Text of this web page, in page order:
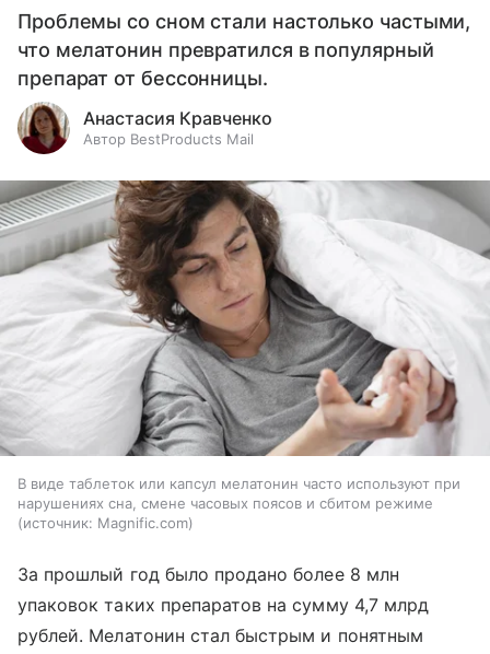
Проблемы со сном стали настолько частыми,
что мелатонин превратился в популярный
препарат от бессонницы.
Анастасия Кравченко
Автор BestProducts Mail
В виде таблеток или капсул мелатонин часто используют при
нарушениях сна, смене часовых поясов и сбитом режиме
источник: Magnific.com
За прошлый год было продано более 8 млн
упаковок таких препаратов на сумму 4,7 млрд
рублей. Мелатонин стал быстрым и понятным